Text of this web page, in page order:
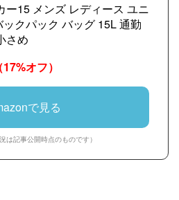
ー15 メンズ レディース ユニ
クパック バッグ 15L 通勤
さめ
（17%オフ）
で見る
は記事公開時点のものです）